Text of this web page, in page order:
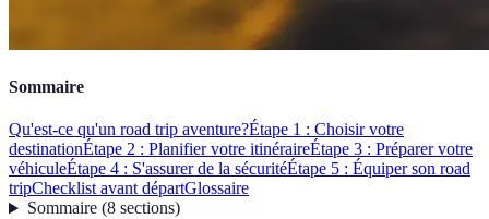
Sommaire
Qu'est-ce qu'un road trip aventure?Étape 1 : Choisir votre
destinationÉtape 2 : Planifier votre itinéraireÉtape 3 : Préparer votre
véhiculeÉtape 4 : S'assurer de la sécuritéÉtape 5 : Équiper son road
tripChecklist avant départGlossaire
Sommaire(8 sections)